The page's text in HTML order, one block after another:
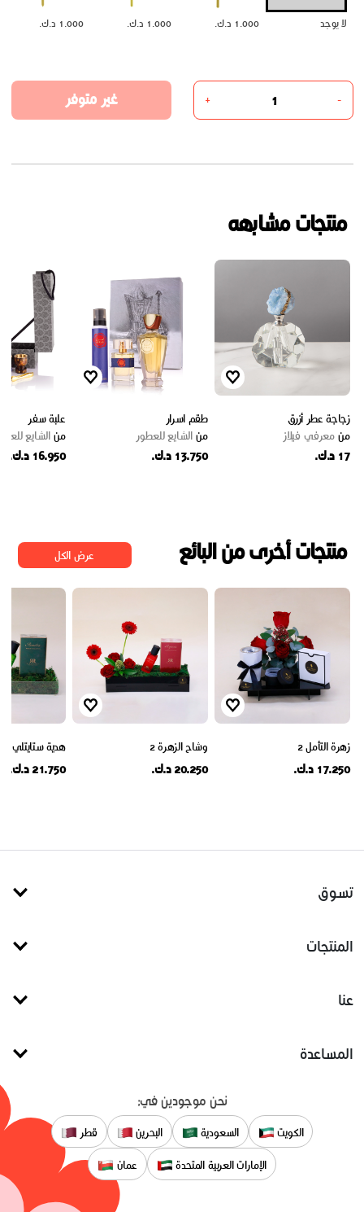
لا يوجد 1.000 د.ك. 1.000 د.ك. 1.000 د.ك.
-
+ غير متوفر
منتجات مشابهه
زجاجة عطر أزرق
من معرفي فيلاز
17 د.ك.
طقم اسرار
من الشايع للعطور
13.750 د.ك.
علبة سفر
من الشايع
16.950 د.ك.
منتجات أخرى من البائع عرض الكل
زهرة التأمل 2
17.250 د.ك.
وشاح الزهرة 2
20.250 د.ك.
هدية ستايتلي
21.750 د.ك.
تسوق
المنتجات
عنا
المساعدة
نحن موجودين في:
الكويت السعودية البحرين قطر
الإمارات العربية المتحدة عمان